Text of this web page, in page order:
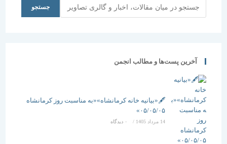
جستجو
آخرین پست‌ها و مطالب انجمن
🖋️«بیانیه خانه کرمانشاه»«به مناسبت روز کرمانشاه
۰۵/۰۵/۰۵»
/ ۰ دیدگاه